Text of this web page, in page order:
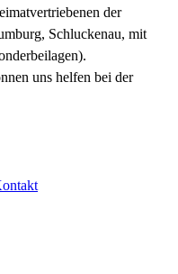
der
Schluckenau, mit
uns helfen bei der
Opens